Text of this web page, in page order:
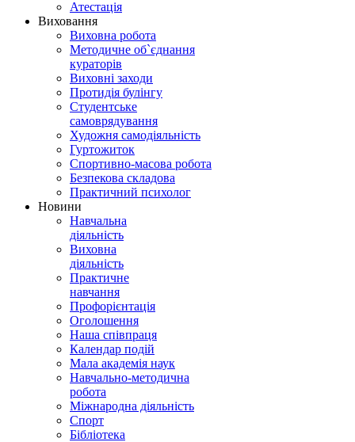
Атестація
Виховання
Виховна робота
Методичне об`єднання
кураторів
Виховні заходи
Протидія булінгу
Студентське
самоврядування
Художня самодіяльність
Гуртожиток
Спортивно-масова робота
Безпекова складова
Практичний психолог
Новини
Навчальна
діяльність
Виховна
діяльність
Практичне
навчання
Профорієнтація
Оголошення
Наша співпраця
Календар подій
Мала академія наук
Навчально-методична
робота
Міжнародна діяльність
Спорт
Бібліотека